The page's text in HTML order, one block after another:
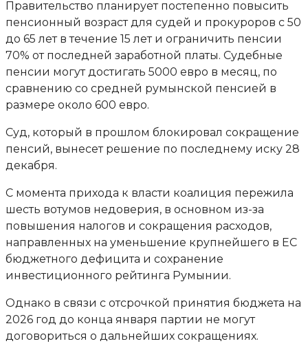
Правительство планирует постепенно повысить
пенсионный возраст для судей и прокуроров с 50
до 65 лет в течение 15 лет и ограничить пенсии
70% от последней заработной платы. Судебные
пенсии могут достигать 5000 евро в месяц, по
сравнению со средней румынской пенсией в
размере около 600 евро.
Суд, который в прошлом блокировал сокращение
пенсий, вынесет решение по последнему иску 28
декабря.
С момента прихода к власти коалиция пережила
шесть вотумов недоверия, в основном из-за
повышения налогов и сокращения расходов,
направленных на уменьшение крупнейшего в ЕС
бюджетного дефицита и сохранение
инвестиционного рейтинга Румынии.
Однако в связи с отсрочкой принятия бюджета на
2026 год до конца января партии не могут
договориться о дальнейших сокращениях.